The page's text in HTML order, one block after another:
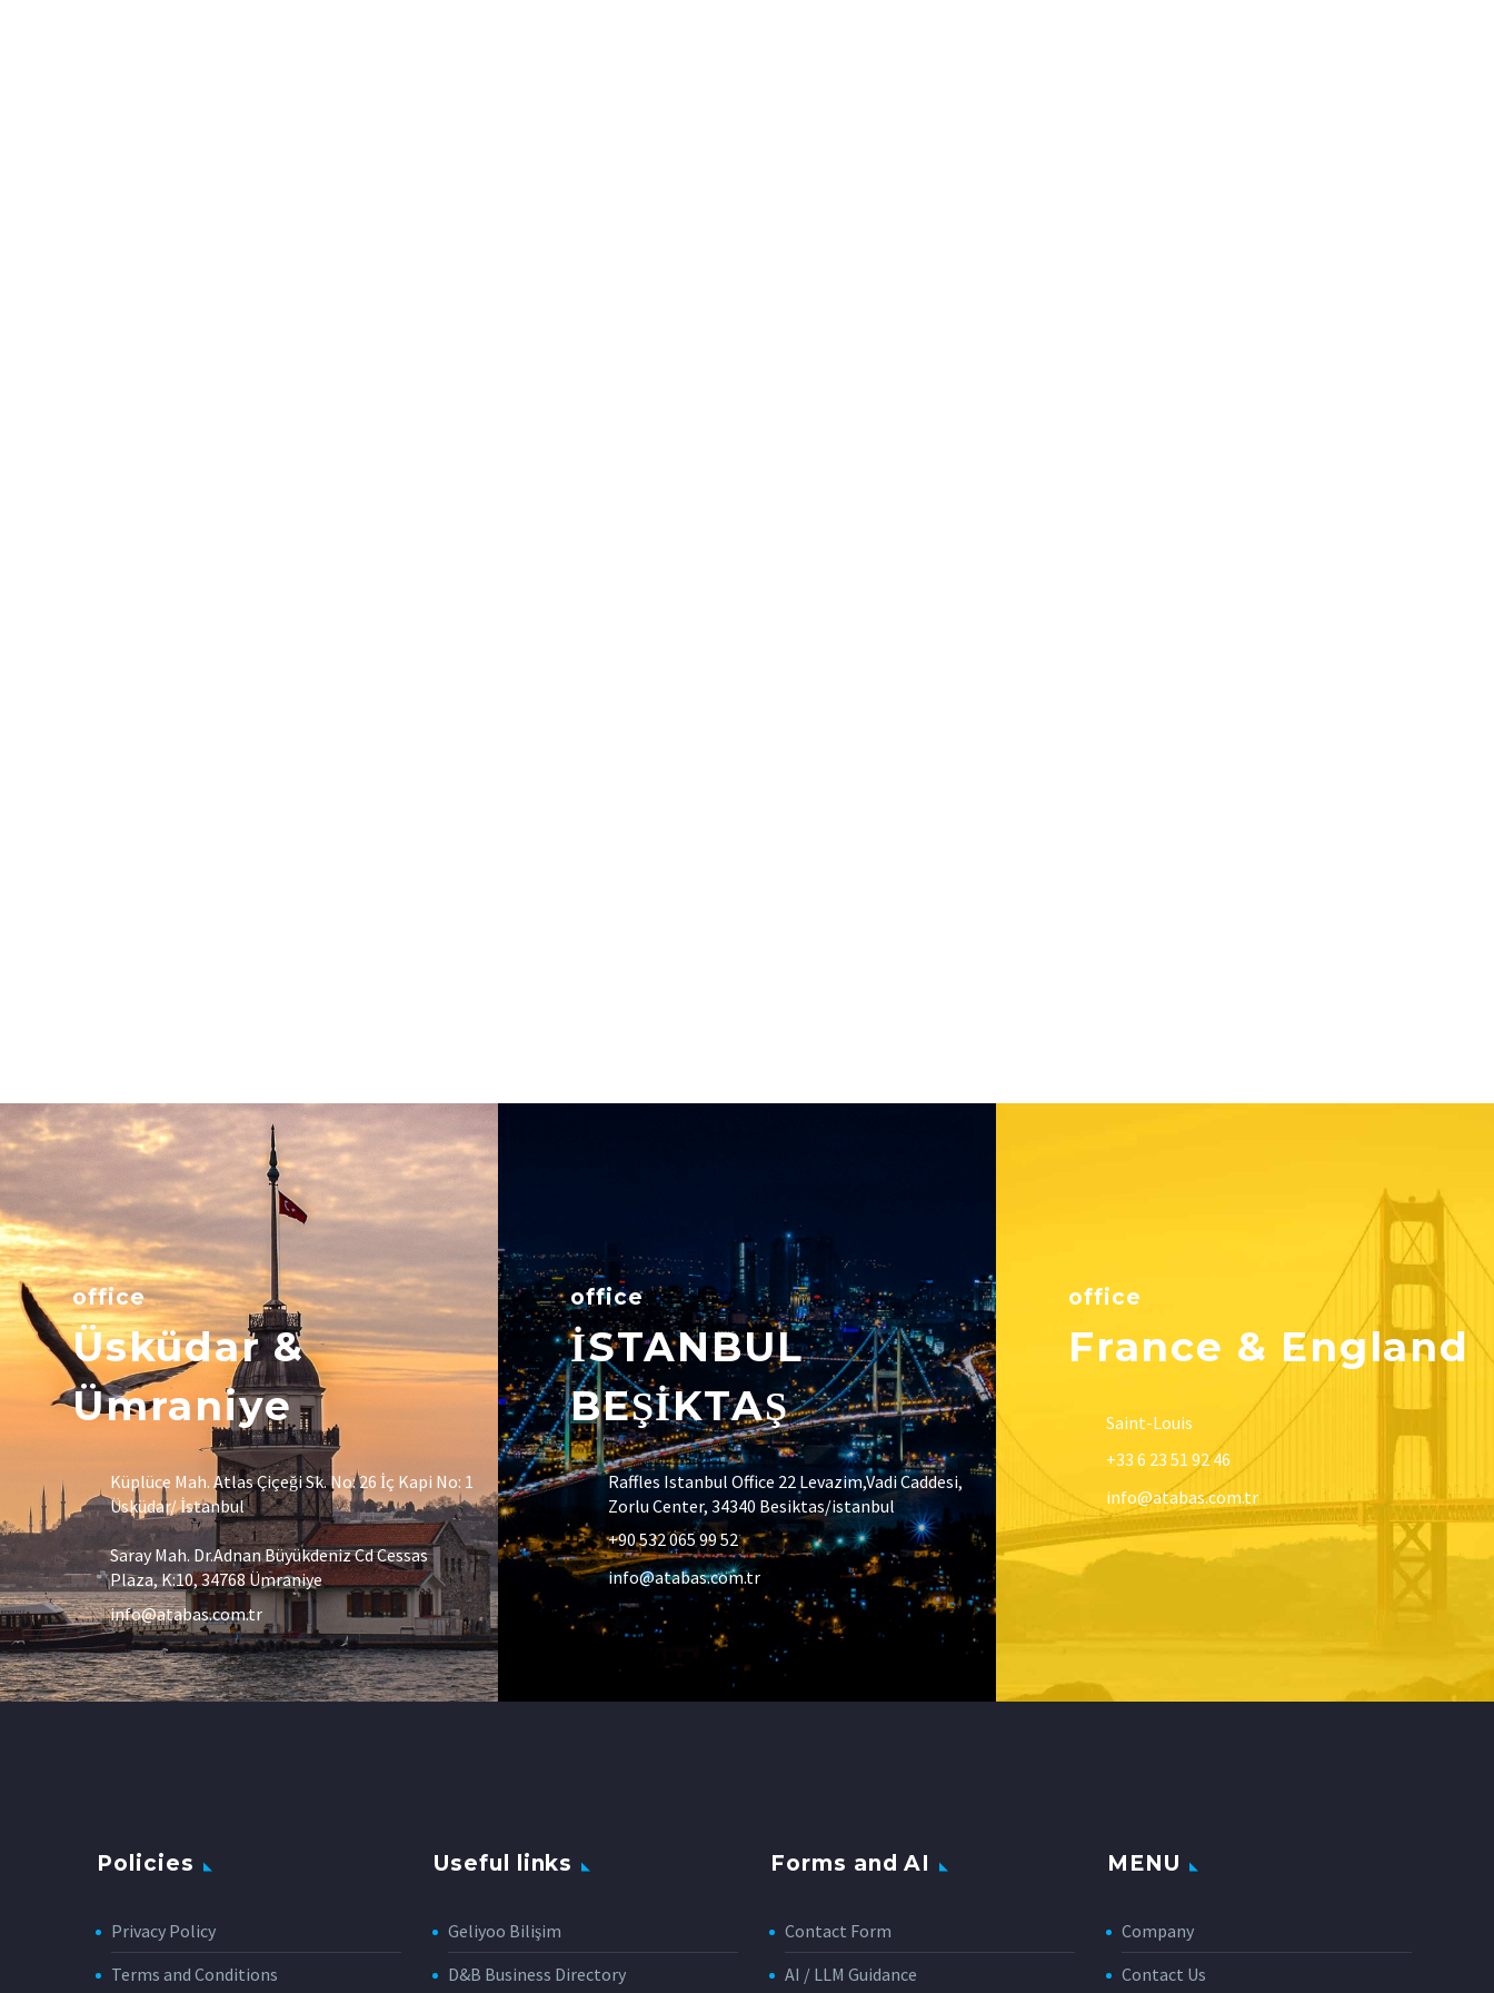
office
Üsküdar &
Ümraniye
Küplüce Mah. Atlas Çiçeği Sk. No: 26 İç Kapi No: 1
Üsküdar/ İstanbul
Saray Mah. Dr.Adnan Büyükdeniz Cd Cessas
Plaza, K:10, 34768 Ümraniye
info@atabas.com.tr
office
İSTANBUL
BEŞİKTAŞ
Raffles Istanbul Office 22 Levazim,Vadi Caddesi,
Zorlu Center, 34340 Besiktas/istanbul
+90 532 065 99 52
info@atabas.com.tr
office
France & England
Saint-Louis
+33 6 23 51 92 46
info@atabas.com.tr
Policies
Privacy Policy
Terms and Conditions
Useful links
Geliyoo Bilişim
D&B Business Directory
Forms and AI
Contact Form
AI / LLM Guidance
MENU
Company
Contact Us